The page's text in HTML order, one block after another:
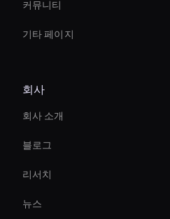
커뮤니티
기타 페이지
Holographic Ai Avatar
AI 비디오 크롭 도구
Best Real-Time Ai Avatar Software
Virtual Assistant For Business
Meeting Avatar
회사
회사 소개
블로그
리서치
뉴스